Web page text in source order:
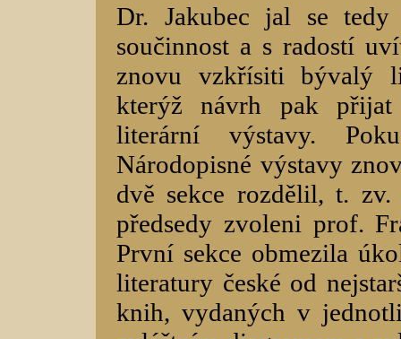
Dr. Jakubec jal se
součinnost a s radostí
znovu vzkřísiti bývalý
kterýž návrh pak
literární výstavy.
Národopisné výstavy
dvě sekce rozdělil, t.
předsedy zvoleni prof.
První sekce obmezila
literatury české od
knih, vydaných v